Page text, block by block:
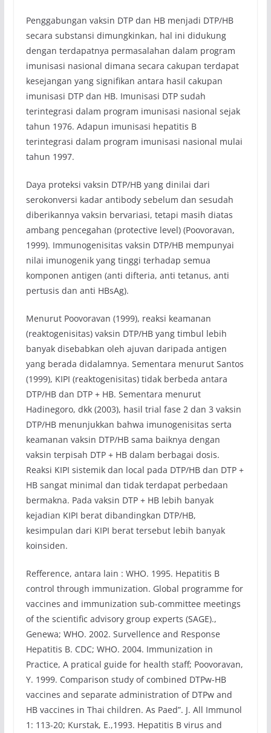
Penggabungan vaksin DTP dan HB menjadi DTP/HB
secara substansi dimungkinkan, hal ini didukung
dengan terdapatnya permasalahan dalam program
imunisasi nasional dimana secara cakupan terdapat
kesejangan yang signifikan antara hasil cakupan
imunisasi DTP dan HB. Imunisasi DTP sudah
terintegrasi dalam program imunisasi nasional sejak
tahun 1976. Adapun imunisasi hepatitis B
terintegrasi dalam program imunisasi nasional mulai
tahun 1997.
Daya proteksi vaksin DTP/HB yang dinilai dari
serokonversi kadar antibody sebelum dan sesudah
diberikannya vaksin bervariasi, tetapi masih diatas
ambang pencegahan (protective level) (Poovoravan,
1999). Immunogenisitas vaksin DTP/HB mempunyai
nilai imunogenik yang tinggi terhadap semua
komponen antigen (anti difteria, anti tetanus, anti
pertusis dan anti HBsAg).
Menurut Poovoravan (1999), reaksi keamanan
(reaktogenisitas) vaksin DTP/HB yang timbul lebih
banyak disebabkan oleh ajuvan daripada antigen
yang berada didalamnya. Sementara menurut Santos
(1999), KIPI (reaktogenisitas) tidak berbeda antara
DTP/HB dan DTP + HB. Sementara menurut
Hadinegoro, dkk (2003), hasil trial fase 2 dan 3 vaksin
DTP/HB menunjukkan bahwa imunogenisitas serta
keamanan vaksin DTP/HB sama baiknya dengan
vaksin terpisah DTP + HB dalam berbagai dosis.
Reaksi KIPI sistemik dan local pada DTP/HB dan DTP +
HB sangat minimal dan tidak terdapat perbedaan
bermakna. Pada vaksin DTP + HB lebih banyak
kejadian KIPI berat dibandingkan DTP/HB,
kesimpulan dari KIPI berat tersebut lebih banyak
koinsiden.
Refference, antara lain : WHO. 1995. Hepatitis B
control through immunization. Global programme for
vaccines and immunization sub-committee meetings
of the scientific advisory group experts (SAGE).,
Genewa; WHO. 2002. Survellence and Response
Hepatitis B. CDC; WHO. 2004. Immunization in
Practice, A pratical guide for health staff; Poovoravan,
Y. 1999. Comparison study of combined DTPw-HB
vaccines and separate administration of DTPw and
HB vaccines in Thai children. As Paed”. J. All Immunol
1: 113-20; Kurstak, E.,1993. Hepatitis B virus and